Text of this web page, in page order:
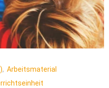
, Arbeitsmaterial